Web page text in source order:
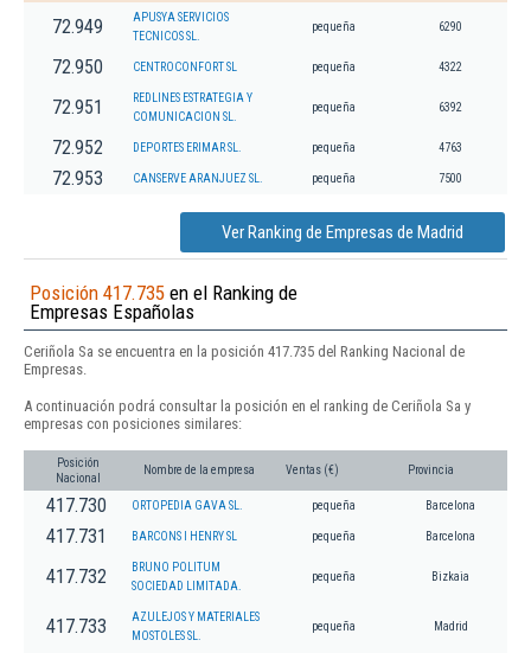
72.949
APUSYA SERVICIOS
TECNICOS SL.
pequeña 6290
72.950 CENTROCONFORT SL pequeña 4322
72.951
REDLINES ESTRATEGIA Y
COMUNICACION SL.
pequeña 6392
72.952 DEPORTES ERIMAR SL. pequeña 4763
72.953 CANSERVE ARANJUEZ SL. pequeña 7500
Ver Ranking de Empresas de Madrid
Posición 417.735 en el Ranking de
Empresas Españolas
Ceriñola Sa se encuentra en la posición 417.735 del Ranking Nacional de
Empresas.
A continuación podrá consultar la posición en el ranking de Ceriñola Sa y
empresas con posiciones similares:
Posición
Nacional
Nombre de la empresa Ventas (€) Provincia
417.730 ORTOPEDIA GAVA SL. pequeña Barcelona
417.731 BARCONS I HENRY SL pequeña Barcelona
417.732
BRUNO POLITUM
SOCIEDAD LIMITADA.
pequeña Bizkaia
417.733
AZULEJOS Y MATERIALES
MOSTOLES SL.
pequeña Madrid